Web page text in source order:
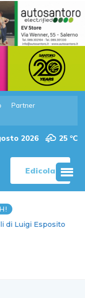
Partner
2026 25 °C
Edicola
di Luigi Esposito